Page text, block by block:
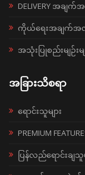
DELIVERY အချ
ကိုယ်ရေးအချက်
အသုံးပြုစည်းမျဉ်းမျ
အခြားသိစရာ
ရောင်းသူများ
PREMIUM
ပြန်လည်ရောင်းချသူမ